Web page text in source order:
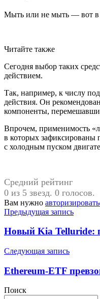
Мыть или не мыть — вот в
Читайте также
Сегодня выбор таких
действием.
Так, например, к числу
действия. Он
компоненты,
Впрочем, применимость
в которых зафиксированы
с холодным пуском
Средний рейтинг
0 из 5 звезд. 0 голосов.
Вам нужно
Навигация
по
Предыдущая запись
Новый Kia Telluride:
Следующая запись
Ethereum-ETF
Поиск